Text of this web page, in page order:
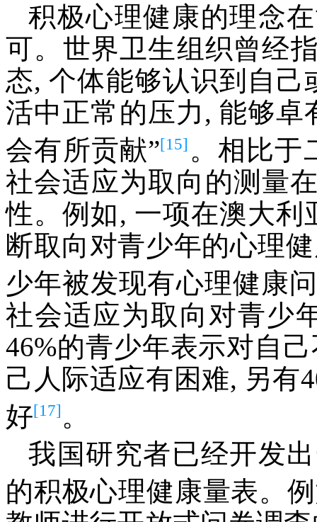
积极心理健康的理念
可。世界卫生组织曾经
态, 个体能够认识到自
活中正常的压力, 能够
会有所贡献”[15] 。相比于
社会适应为取向的测量
性。例如, 一项在澳大
断取向对青少年的心理
少年被发现有心理健康
社会适应为取向对青少
46%的青少年表示对自
己人际适应有困难, 另有
好[17] 。
我国研究者已经开发
的积极心理健康量表。